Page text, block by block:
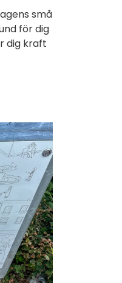
små
för dig
dig kraft